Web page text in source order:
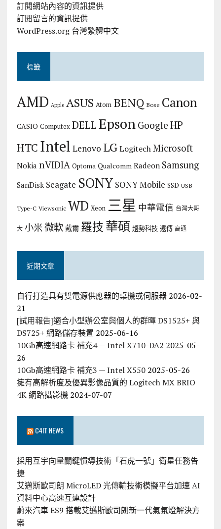
訂閱網站內容的資訊提供
訂閱留言的資訊提供
WordPress.org 台灣繁體中文
標籤
AMD Apple ASUS Atom BENQ Bose Canon
CASIO Computex DELLEpson Google HP
HTC Intel Lenovo LG Logitech Microsoft
Nokia nVIDIA Optoma Qualcomm Radeon Samsung
SanDisk Seagate SONY SONY Mobile SSD USB
Type-C Viewsonic WD Xeon 三星 中華電信 台灣大哥
大 小米微軟 戴爾 羅技華碩 趨勢科技 遠傳 高通
近期文章
自行打造具有雙電源供應器的桌機或伺服器 2026-02-
21
[試用報告]適合小型辦公室與個人的群暉 DS1525+ 與
DS725+ 網路儲存裝置 2025-06-16
10Gb高速網路卡 補充4 — Intel X710-DA2 2025-05-
26
10Gb高速網路卡 補充3 — Intel X550 2025-05-26
擁有高解析度及優異影像品質的 Logitech MX BRIO
4K 網路攝影機 2024-07-07
C4IT NEWS
採用互宇向量關鍵慣導技術「石虎一號」衛星任務告
捷
艾邁斯歐司朗 MicroLED 光傳輸技術模擬平台加速 AI
資料中心高速互連設計
蔚來汽車 ES9 搭載艾邁斯歐司朗新一代氣氛燈解決方
案